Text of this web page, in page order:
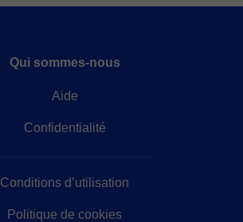
Qui sommes-nous
Aide
Confidentialité
Conditions d’utilisation
Politique de cookies